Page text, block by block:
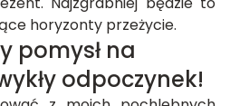
horyzonty przeżycie.
pomysł na
odpoczynek!